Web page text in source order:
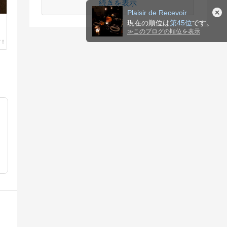
Plaisir de Recevoir
現在の順位は第45位です。
≫ このブログの順位を表示
続きを表示